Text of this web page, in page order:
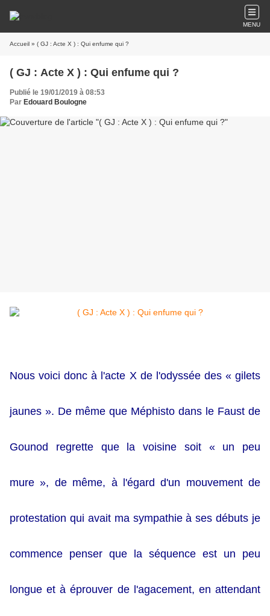
MENU
Accueil » ( GJ : Acte X ) : Qui enfume qui ?
( GJ : Acte X ) : Qui enfume qui ?
Publié le 19/01/2019 à 08:53
Par Edouard Boulogne
Nous voici donc à l'acte X de l'odyssée des « gilets
jaunes ». De même que Méphisto dans le Faust de
Gounod regrette que la voisine soit « un peu
mure », de même, à l'égard d'un mouvement de
protestation qui avait ma sympathie à ses débuts je
commence penser que la séquence est un peu
longue et à éprouver de l'agacement, en attendant